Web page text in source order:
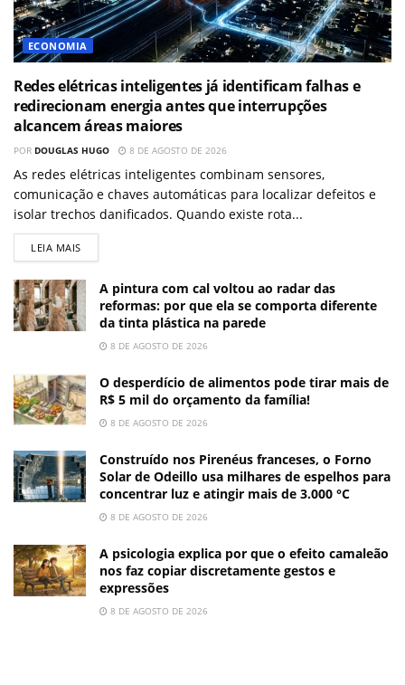
ECONOMIA
Redes elétricas inteligentes já identificam falhas e
redirecionam energia antes que interrupções
alcancem áreas maiores
POR DOUGLAS HUGO 8 DE AGOSTO DE 2026
As redes elétricas inteligentes combinam sensores,
comunicação e chaves automáticas para localizar defeitos e
isolar trechos danificados. Quando existe rota...
LEIA MAIS
A pintura com cal voltou ao radar das
reformas: por que ela se comporta diferente
da tinta plástica na parede
8 DE AGOSTO DE 2026
O desperdício de alimentos pode tirar mais de
R$ 5 mil do orçamento da família!
8 DE AGOSTO DE 2026
Construído nos Pirenéus franceses, o Forno
Solar de Odeillo usa milhares de espelhos para
concentrar luz e atingir mais de 3.000 °C
8 DE AGOSTO DE 2026
A psicologia explica por que o efeito camaleão
nos faz copiar discretamente gestos e
expressões
8 DE AGOSTO DE 2026